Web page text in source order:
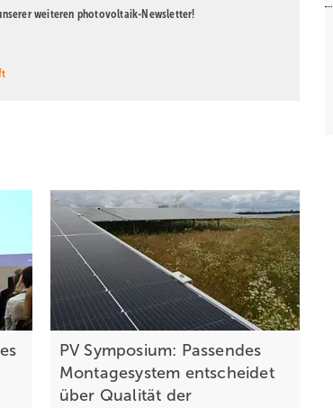
weiteren photovoltaik-Newsletter!
PV Symposium: Passendes
Montagesystem entscheidet
über Qualität der